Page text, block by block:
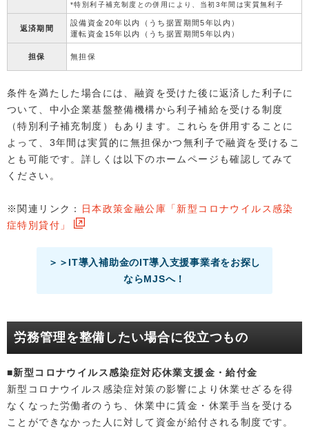
*特別利子補充制度との併用により、当初3年間は実質無利子
返済期間
設備資金20年以内（うち据置期間5年以内）
運転資金15年以内（うち据置期間5年以内）
担保 無担保
条件を満たした場合には、融資を受けた後に返済した利子に
ついて、中小企業基盤整備機構から利子補給を受ける制度
（特別利子補充制度）もあります。これらを併用することに
よって、3年間は実質的に無担保かつ無利子で融資を受けるこ
とも可能です。詳しくは以下のホームページも確認してみて
ください。
※関連リンク：
日本政策金融公庫「新型コロナウイルス感染
症特別貸付」
＞＞IT導入補助金のIT導入支援事業者をお探し
ならMJSへ！
労務管理を整備したい場合に役立つもの
■新型コロナウイルス感染症対応休業支援金・給付金
新型コロナウイルス感染症対策の影響により休業せざるを得
なくなった労働者のうち、休業中に賃金・休業手当を受ける
ことができなかった人に対して資金が給付される制度です。